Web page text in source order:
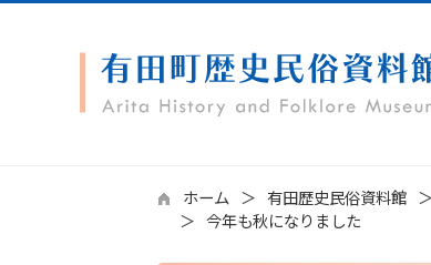
ホーム 有田歴史民俗資料館
今年も秋になりました